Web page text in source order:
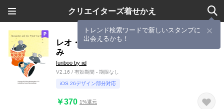
クリエイターズ着せかえ
トレンド検索ワードで新しいスタンプに
出会えるかも！
レオ・レオニアレクサンダとぜんまいねず
み
funboo by iid
V2.16 / 有効期間 - 期限なし
iOS 26デザイン部分対応
￥370 1%還元